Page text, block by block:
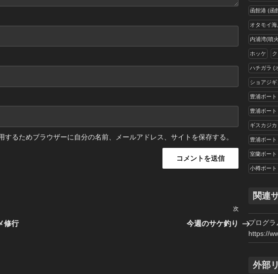
するためブラウザーに自分の名前、メールアドレス、サイトを保存する。
修行
次
次
今週のサケ釣り
函館港 (函
オタモイ
内浦湾(噴
ホッケ
ハチガラ (
ショアジ
豊浦ボー
豊浦ボー
ギスカジ
豊浦ボー
室蘭ボー
小樽ボー
関連
プログラ
https://
外部